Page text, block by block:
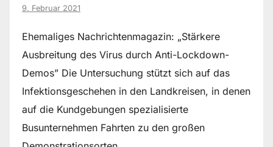
9. Februar 2021
Ehemaliges Nachrichtenmagazin: „Stärkere
Ausbreitung des Virus durch Anti-Lockdown-
Demos” Die Untersuchung stützt sich auf das
Infektionsgeschehen in den Landkreisen, in denen
auf die Kundgebungen spezialisierte
Busunternehmen Fahrten zu den großen